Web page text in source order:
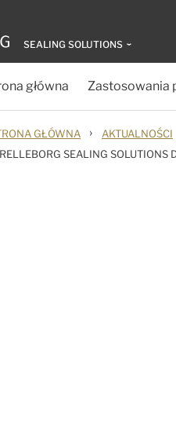
SEALING SOLUTIONS
główna Zastosowania
GŁÓWNA › AKTUALNOŚCI
SEALING SOLUTIONS